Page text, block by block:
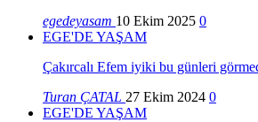
egedeyasam 10 Ekim 2025 0
EGE'DE YAŞAM
Çakırcalı Efem iyiki bu günleri
Turan ÇATAL 27 Ekim 2024 0
EGE'DE YAŞAM